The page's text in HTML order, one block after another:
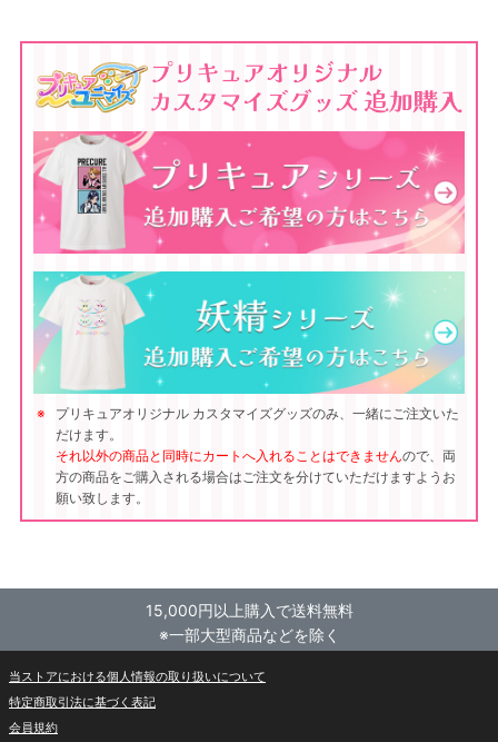
プリキュアオリジナル カスタマイズグッズのみ、一緒にご注文いた
だけます。
それ以外の商品と同時にカートへ入れることはできませんので、両
方の商品をご購入される場合はご注文を分けていただけますようお
願い致します。
15,000円以上購入で送料無料
※一部大型商品などを除く
当ストアにおける個人情報の取り扱いについて
特定商取引法に基づく表記
会員規約